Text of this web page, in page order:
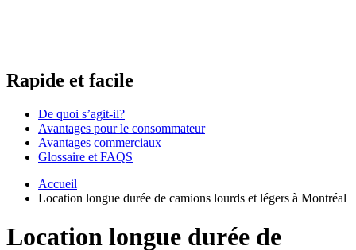
Rapide et facile
De quoi s’agit-il?
Avantages pour le consommateur
Avantages commerciaux
Glossaire et FAQS
Accueil
Location longue durée de camions lourds et légers à Montréal
Location longue durée de